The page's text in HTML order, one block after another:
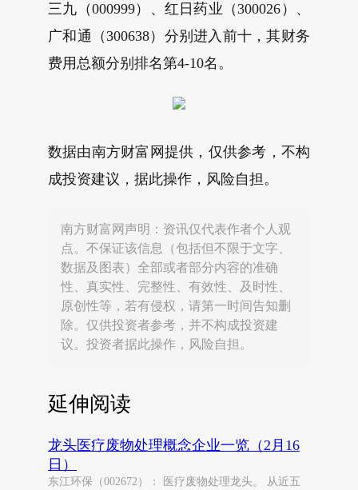
三九（000999）、红日药业（300026）、
广和通（300638）分别进入前十，其财务
费用总额分别排名第4-10名。
数据由南方财富网提供，仅供参考，不构
成投资建议，据此操作，风险自担。
南方财富网声明：资讯仅代表作者个人观
点。不保证该信息（包括但不限于文字、
数据及图表）全部或者部分内容的准确
性、真实性、完整性、有效性、及时性、
原创性等，若有侵权，请第一时间告知删
除。仅供投资者参考，并不构成投资建
议。投资者据此操作，风险自担。
延伸阅读
龙头医疗废物处理概念企业一览（2月16
日）
东江环保（002672）： 医疗废物处理龙头。 从近五